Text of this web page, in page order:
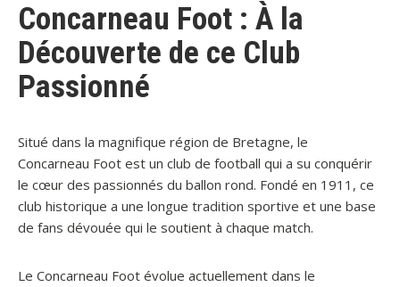
Concarneau Foot : À la
Découverte de ce Club
Passionné
Situé dans la magnifique région de Bretagne, le
Concarneau Foot est un club de football qui a su conquérir
le cœur des passionnés du ballon rond. Fondé en 1911, ce
club historique a une longue tradition sportive et une base
de fans dévouée qui le soutient à chaque match.
Le Concarneau Foot évolue actuellement dans le